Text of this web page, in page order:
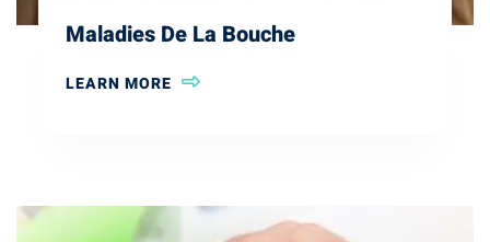
Maladies De La Bouche
LEARN MORE